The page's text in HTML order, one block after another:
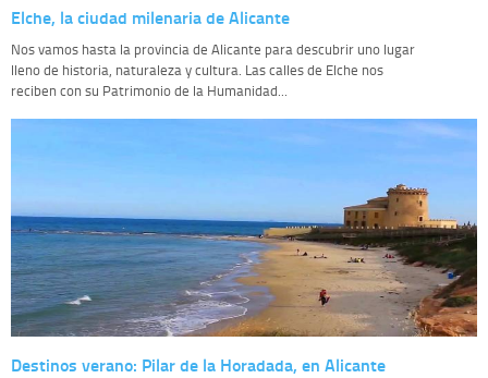
Elche, la ciudad milenaria de Alicante
Nos vamos hasta la provincia de Alicante para descubrir uno lugar
lleno de historia, naturaleza y cultura. Las calles de Elche nos
reciben con su Patrimonio de la Humanidad...
Destinos verano: Pilar de la Horadada, en Alicante